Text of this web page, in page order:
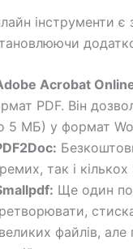
інструменти є
Acrobat
PDF. Він
5 МБ) у формат
так і
Ще один
файлів,